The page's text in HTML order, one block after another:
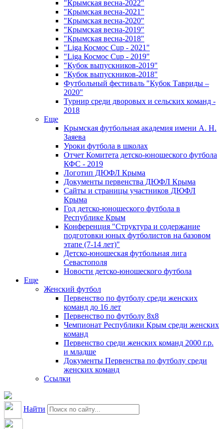
"Крымская весна-2022"
"Крымская весна-2021"
"Крымская весна-2020"
"Крымская весна-2019"
"Крымская весна-2018"
"Liga Космос Cup - 2021"
"Liga Космос Cup - 2019"
"Кубок выпускников-2019"
"Кубок выпускников-2018"
Футбольный фестиваль "Кубок Тавриды –
2020"
Турнир среди дворовых и сельских команд -
2018
Еще
Крымская футбольная академия имени А. Н.
Заяева
Уроки футбола в школах
Отчет Комитета детско-юношеского футбола
КФС - 2019
Логотип ДЮФЛ Крыма
Документы первенства ДЮФЛ Крыма
Сайты и страницы участников ДЮФЛ
Крыма
Год детско-юношеского футбола в
Республике Крым
Конференция "Структура и содержание
подготовки юных футболистов на базовом
этапе (7-14 лет)"
Детско-юношеская футбольная лига
Севастополя
Новости детско-юношеского футбола
Еще
Женский футбол
Первенство по футболу среди женских
команд до 16 лет
Первенство по футболу 8х8
Чемпионат Республики Крым среди женских
команд
Первенство среди женских команд 2000 г.р.
и младше
Документы Первенства по футболу среди
женских команд
Ссылки
Найти